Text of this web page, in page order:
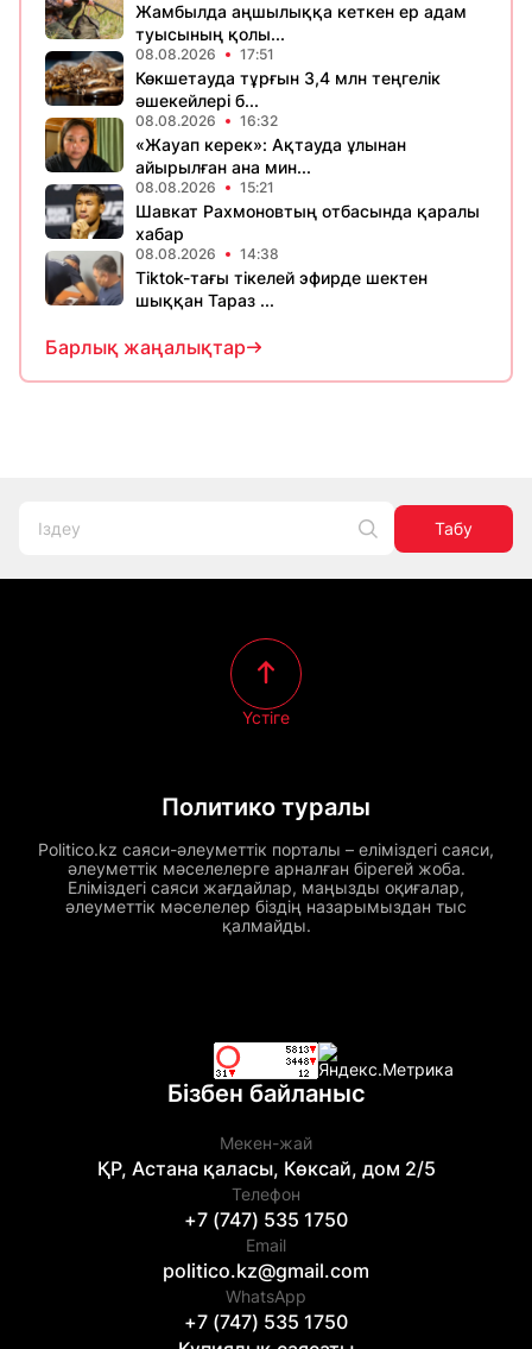
Жамбылда аңшылыққа кеткен ер адам
туысының қолы...
08.08.2026 17:51
Көкшетауда тұрғын 3,4 млн теңгелік
әшекейлері б...
08.08.2026 16:32
«Жауап керек»: Ақтауда ұлынан
айырылған ана мин...
08.08.2026 15:21
Шавкат Рахмоновтың отбасында қаралы
хабар
08.08.2026 14:38
Tiktok-тағы тікелей эфирде шектен
шыққан Тараз ...
Барлық жаңалықтар
Табу
Политико туралы
Politico.kz саяси-әлеуметтік порталы – еліміздегі саяси,
әлеуметтік мәселелерге арналған бірегей жоба.
Еліміздегі саяси жағдайлар, маңызды оқиғалар,
әлеуметтік мәселелер біздің назарымыздан тыс
қалмайды.
Үстіге
Бізбен байланыс
Мекен-жай
ҚР, Астана қаласы, Көксай, дом 2/5
Телефон
+7 (747) 535 1750
Email
politico.kz@gmail.com
WhatsApp
+7 (747) 535 1750